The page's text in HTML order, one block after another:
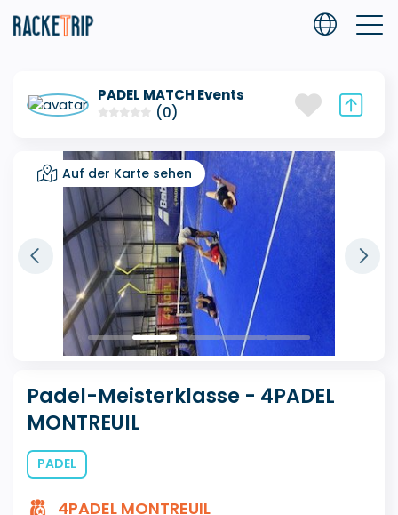
PADEL MATCH Events
(0)
Auf der Karte sehen
Padel-Meisterklasse - 4PADEL
MONTREUIL
PADEL
4PADEL MONTREUIL